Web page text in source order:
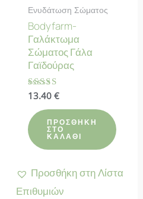
Ενυδάτωση Σώματος
Bodyfarm-
Γαλάκτωμα
Σώματος Γάλα
Γαϊδούρας
Βαθμολογήθηκε
με
4.90
από 5
13.40€
ΠΡΟΣΘΉΚΗ
ΣΤΟ
ΚΑΛΆΘΙ
Προσθήκη στη Λίστα
Επιθυμιών